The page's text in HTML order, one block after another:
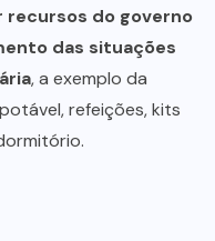
do governo
das situações
, a exemplo da
refeições, kits